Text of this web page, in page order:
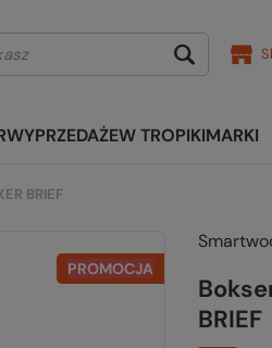
WYPRZEDAŻEW TROPIKIMARKI
BRIEF
PROMOCJA
BRIEF